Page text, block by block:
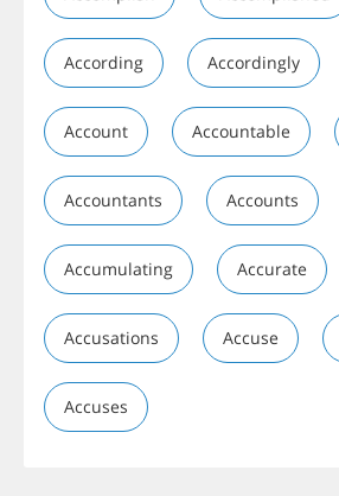
According Accordingly
Account Accountable
Accountants Accounts
Accumulating Accurate
Accusations Accuse
Accuses